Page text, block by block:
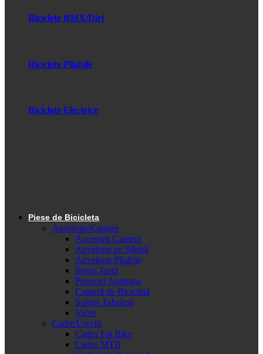
Biciclete BMX/Dirt
Biciclete Pliabile
Biciclete Electrice
Piese de Bicicleta
Anvelope/Camere
Accesorii Camere
Anvelope pe Sârmă
Anvelope Pliabile
Benzi Jantă
Protecții Antipana
Cameră de Bicicletă
Soluții Tubeless
Valve
Cadre/Urechi
Cadru Fat Bike
Cadru MTB